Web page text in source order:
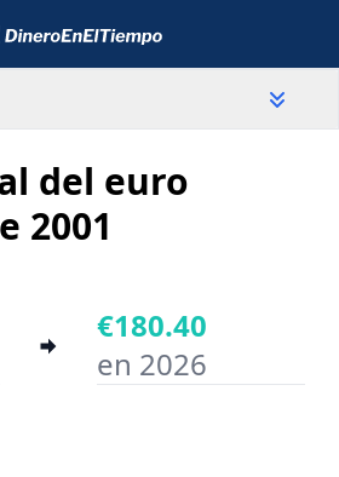
del euro
2001
€180.40
en 2026